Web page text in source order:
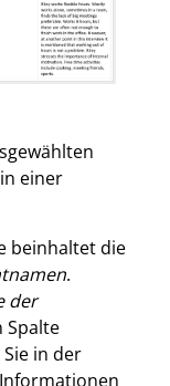
einer
beinhaltet die
.
der
Spalte
in der